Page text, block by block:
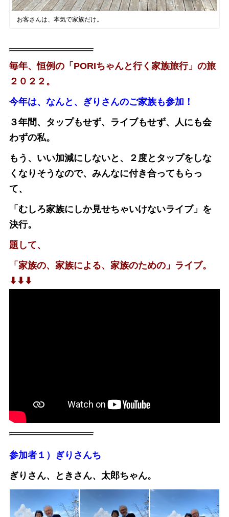
お客さんは、本気で家族だけ。
毎年、恒例の「PORIちゃんと行く家族旅行」の旅
２０２２。
今年は、なんと、ぎりさんのご家族も参加！
３年間、タップもせず、ライブもせず、人にも会
わずの私。
もう、いい加減にしないと、２度とタップをしな
くなりそうなので、みんなに付き合ってもらっ
て、
「むしろ家族にしか見せちゃいけないライブ」を
決行。
題して、
「家族の、家族による、家族のための」ライブ。
⬇︎⬇︎⬇︎
参加者１） ぎりさんち
ぎりさん、ときさん、太郎ちゃん。